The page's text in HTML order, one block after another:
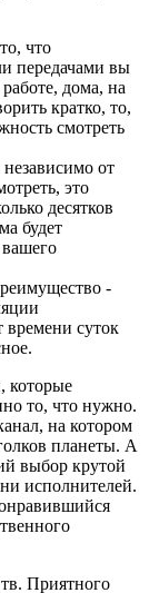
что
передачами вы
дома, на
кратко, то,
смотреть
от
это
десятков
будет
вашего
-
времени суток
которые
то, что нужно.
на котором
планеты. А
выбор крутой
исполнителей.
Приятного